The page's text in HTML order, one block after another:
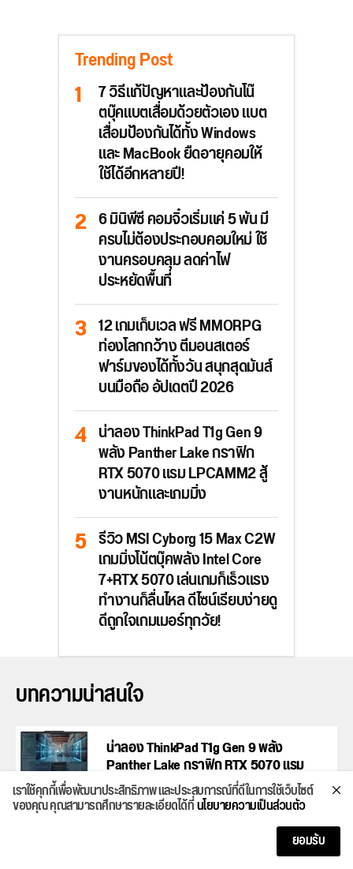
Trending Post
7 วิธีแก้ปัญหาและป้องกันโน๊
ตบุ๊คแบตเสื่อมด้วยตัวเอง แบต
เสื่อมป้องกันได้ทั้ง Windows
และ MacBook ยืดอายุคอมให้
ใช้ได้อีกหลายปี!
6 มินิพีซี คอมจิ๋วเริ่มแค่ 5 พัน มี
ครบไม่ต้องประกอบคอมใหม่ ใช้
งานครอบคลุม ลดค่าไฟ
ประหยัดพื้นที่
12 เกมเก็บเวล ฟรี MMORPG
ท่องโลกกว้าง ตีมอนสเตอร์
ฟาร์มของได้ทั้งวัน สนุกสุดมันส์
บนมือถือ อัปเดตปี 2026
น่าลอง ThinkPad T1g Gen 9
พลัง Panther Lake กราฟิก
RTX 5070 แรม LPCAMM2 สู้
งานหนักและเกมมิ่ง
รีวิว MSI Cyborg 15 Max C2W
เกมมิ่งโน้ตบุ๊คพลัง Intel Core
7+RTX 5070 เล่นเกมก็เร็วแรง
ทำงานก็ลื่นไหล ดีไซน์เรียบง่ายดู
ดีถูกใจเกมเมอร์ทุกวัย!
บทความน่าสนใจ
น่าลอง ThinkPad T1g Gen 9 พลัง
Panther Lake กราฟิก RTX 5070 แรม
LPCAMM2 สู้งานหนักและเกมมิ่ง
ASUS Zenbook 14 Air โน้ตบุ๊ก OLED ขุม
พลังใหม่ AMD Ryzen AI 400 บางเฉียบ
เราใช้คุกกี้เพื่อพัฒนาประสิทธิภาพ และประสบการณ์ที่ดีในการใช้เว็บไซต์
ของคุณ คุณสามารถศึกษารายละเอียดได้ที่นโยบายความเป็นส่วนตัว
ยอมรับ